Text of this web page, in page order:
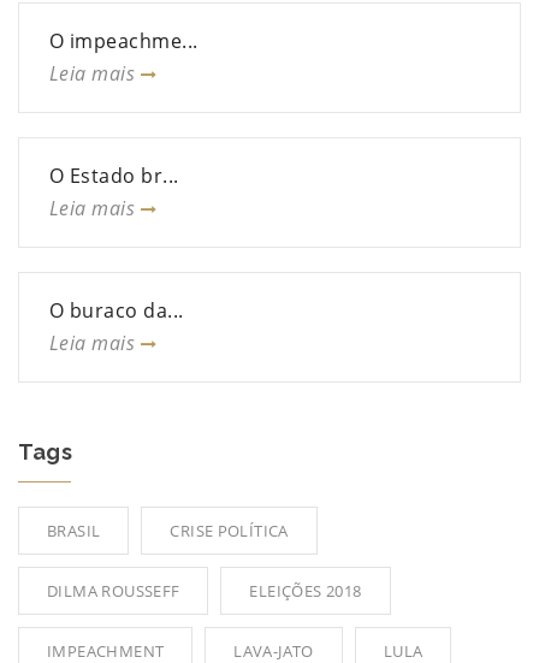
O impeachme...
Leia mais
O Estado br...
Leia mais
O buraco da...
Leia mais
Tags
BRASIL CRISE POLÍTICA
DILMA ROUSSEFF ELEIÇÕES 2018
IMPEACHMENT LAVA-JATO LULA